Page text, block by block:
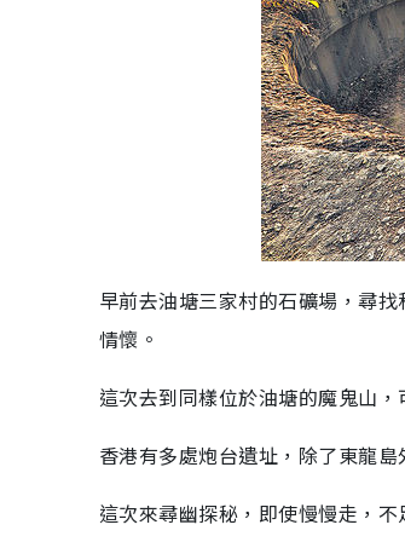
早前去油塘三家村的石礦場，尋
情懷。
這次去到同樣位於油塘的魔鬼山
香港有多處炮台遺址，除了東龍
這次來尋幽探秘，即使慢慢走，